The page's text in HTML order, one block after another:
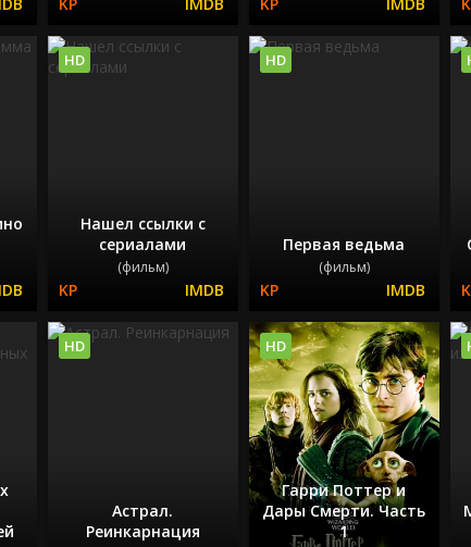
Нашел ссылки с
сериалами
(фильм)
HD
Первая ведьма
(фильм)
HD
Астрал.
Реинкарнация
HD
Гарри Поттер и
Дары Смерти. Часть
1
HD